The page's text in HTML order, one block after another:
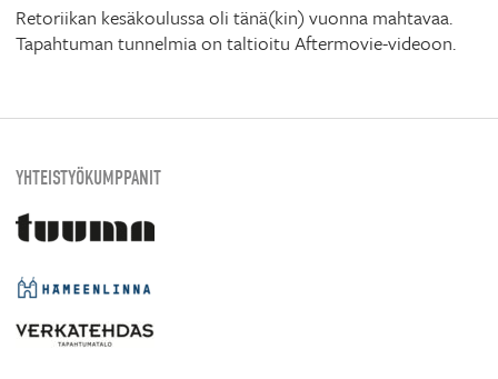
Retoriikan kesäkoulussa oli tänä(kin) vuonna mahtavaa.
Tapahtuman tunnelmia on taltioitu Aftermovie-videoon.
YHTEISTYÖKUMPPANIT